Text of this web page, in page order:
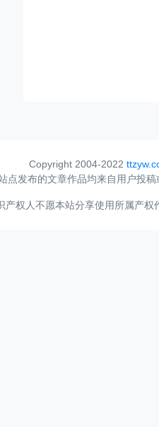
Copyright 2004-2022
点发布的文章作品均来自用户投
产权人不愿本站分享使用所属产